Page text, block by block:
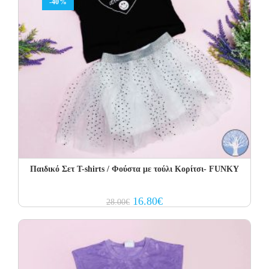
-40%
Παιδικό Σετ Τ-shirts / Φούστα με τούλι Κορίτσι- FUNKY
28.00€ Original
price
16.80€Current
price